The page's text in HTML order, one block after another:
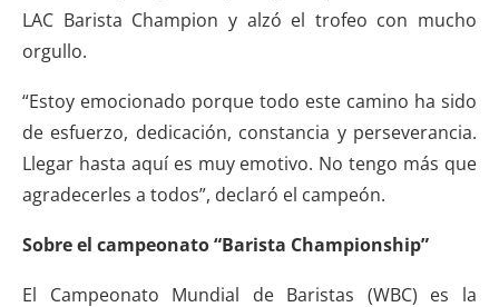
LAC Barista Champion y alzó el trofeo con mucho
orgullo.
“Estoy emocionado porque todo este camino ha sido
de esfuerzo, dedicación, constancia y perseverancia.
Llegar hasta aquí es muy emotivo. No tengo más que
agradecerles a todos”, declaró el campeón.
Sobre el campeonato “Barista Championship”
El Campeonato Mundial de Baristas (WBC) es la